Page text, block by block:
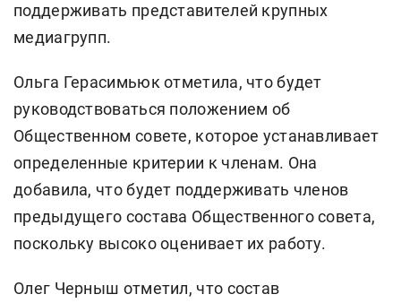
поддерживать представителей крупных
медиагрупп.
Ольга Герасимьюк отметила, что будет
руководствоваться положением об
Общественном совете, которое устанавливает
определенные критерии к членам. Она
добавила, что будет поддерживать членов
предыдущего состава Общественного совета,
поскольку высоко оценивает их работу.
Олег Черныш отметил, что состав